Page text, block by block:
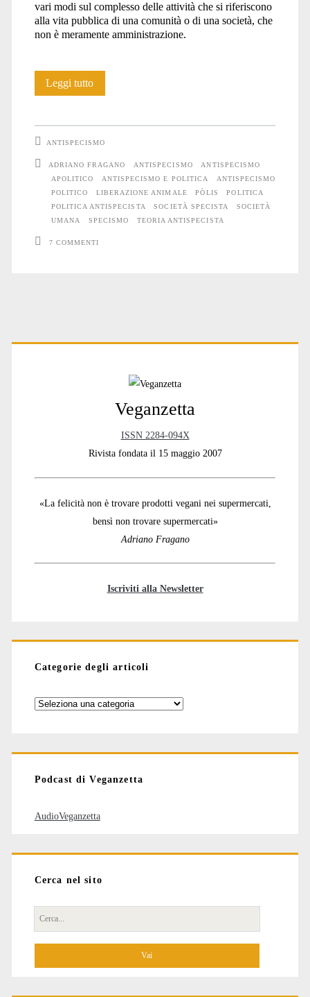
vari modi sul complesso delle attività che si riferiscono
alla vita pubblica di una comunità o di una società, che
non è meramente amministrazione.
Leggi tuttoSull'”antispecismo
ANTISPECISMO
ADRIANO FRAGANO ANTISPECISMO
ANTISPECISMO
APOLITICO
ANTISPECISMO E POLITICA
ANTISPECISMO
POLITICO
LIBERAZIONE ANIMALE PÒLIS
POLITICA
POLITICA ANTISPECISTA
SOCIETÀ SPECISTA
SOCIETÀ
UMANA
SPECISMO TEORIA ANTISPECISTA
7 COMMENTI
Primary
Veganzetta
ISSN 2284-094X
Rivista fondata il 15 maggio 2007
«La felicità non è trovare prodotti vegani nei supermercati,
bensì non trovare supermercati»
Adriano Fragano
Iscriviti alla Newsletter
Categorie degli articoli
Categorie
Podcast di Veganzetta
AudioVeganzetta
Cerca nel sito
Cerca
per: